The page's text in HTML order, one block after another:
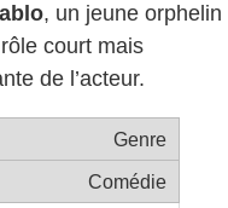
, un jeune orphelin
court mais
de l’acteur.
Genre
Comédie